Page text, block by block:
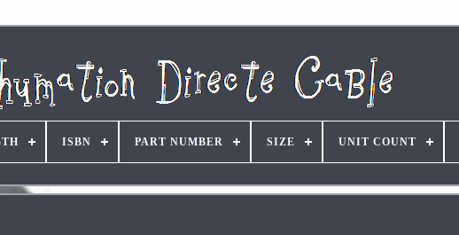
ISBN PART NUMBER SIZE UNIT COUNT